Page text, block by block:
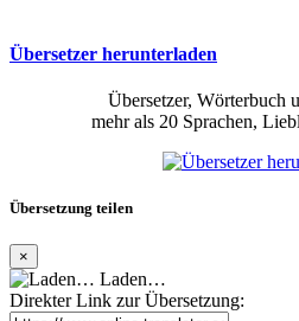
Übersetzer herunterladen
Übersetzer, Wörterbuch
mehr als 20 Sprachen,
Übersetzung teilen
×
Laden…
Direkter Link zur Übersetzung: